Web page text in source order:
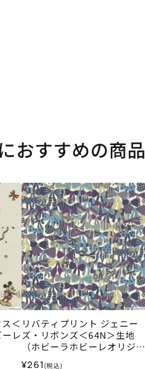
おすすめの商品
＜
レ
リバティプリント ジェニー
ズ・リボンズ＜64N＞生地
（ホビーラホビーレオリジナ
¥261(税込)